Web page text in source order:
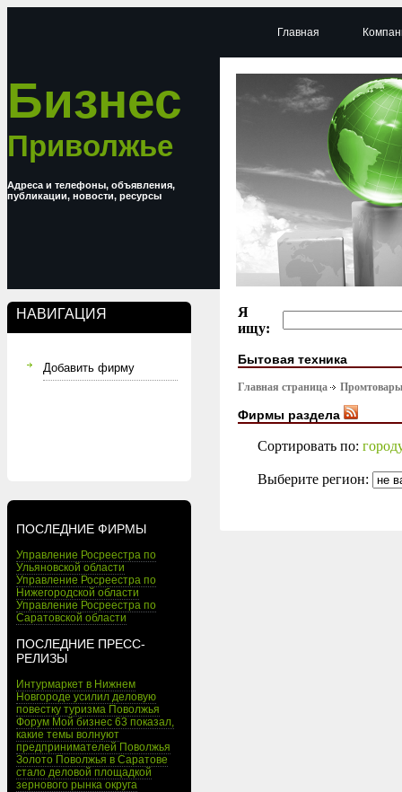
Бизнес
Приволжье
Адреса и телефоны, объявления,
публикации, новости, ресурсы
НАВИГАЦИЯ
Добавить фирму
ПОСЛЕДНИЕ ФИРМЫ
Управление Росреестра по
Ульяновской области
Управление Росреестра по
Нижегородской области
Управление Росреестра по
Саратовской области
ПОСЛЕДНИЕ ПРЕСС-
РЕЛИЗЫ
Интурмаркет в Нижнем
Новгороде усилил деловую
повестку туризма Поволжья
Форум Мой бизнес 63 показал,
какие темы волнуют
предпринимателей Поволжья
Золото Поволжья в Саратове
стало деловой площадкой
зернового рынка округа
Главная
Я
ищу:
Бытовая техника
Главная страница Промтовары
Фирмы раздела
Сортировать по:
Выберите регион: